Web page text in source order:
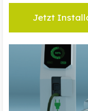
Jetzt